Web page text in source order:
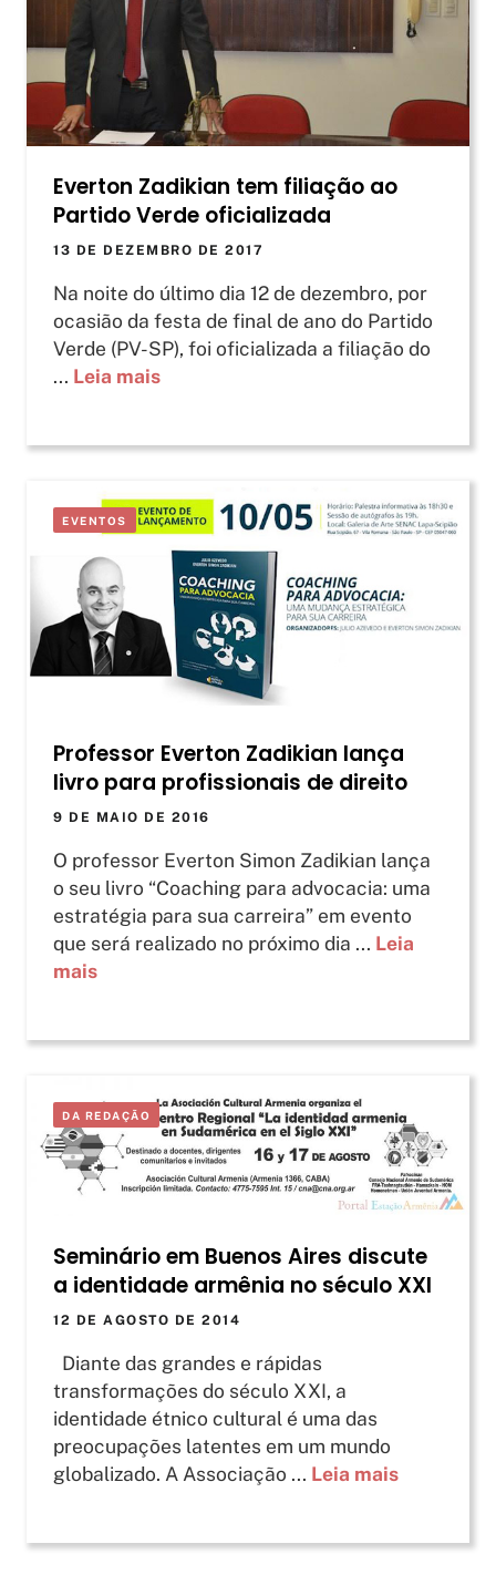
Everton Zadikian tem filiação ao
Partido Verde oficializada
13 DE DEZEMBRO DE 2017
Na noite do último dia 12 de dezembro, por
ocasião da festa de final de ano do Partido
Verde (PV-SP), foi oficializada a filiação do
... Leia mais
EVENTOS
Professor Everton Zadikian lança
livro para profissionais de direito
9 DE MAIO DE 2016
O professor Everton Simon Zadikian lança
o seu livro “Coaching para advocacia: uma
estratégia para sua carreira” em evento
que será realizado no próximo dia ... Leia
mais
DA REDAÇÃO
Seminário em Buenos Aires discute
a identidade armênia no século XXI
12 DE AGOSTO DE 2014
Diante das grandes e rápidas
transformações do século XXI, a
identidade étnico cultural é uma das
preocupações latentes em um mundo
globalizado. A Associação ... Leia mais